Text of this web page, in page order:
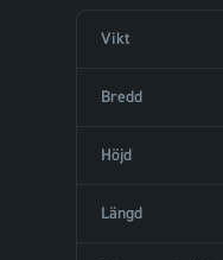
Vikt
Bredd
Höjd
Längd